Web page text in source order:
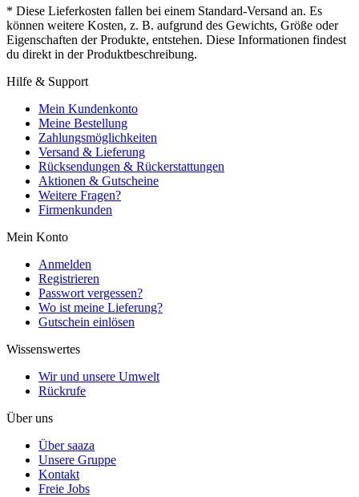
* Diese Lieferkosten fallen bei einem Standard-Versand an. Es
können weitere Kosten, z. B. aufgrund des Gewichts, Größe oder
Eigenschaften der Produkte, entstehen. Diese Informationen findest
du direkt in der Produktbeschreibung.
Hilfe & Support
Mein Kundenkonto
Meine Bestellung
Zahlungsmöglichkeiten
Versand & Lieferung
Rücksendungen & Rückerstattungen
Aktionen & Gutscheine
Weitere Fragen?
Firmenkunden
Mein Konto
Anmelden
Registrieren
Passwort vergessen?
Wo ist meine Lieferung?
Gutschein einlösen
Wissenswertes
Wir und unsere Umwelt
Rückrufe
Über uns
Über saaza
Unsere Gruppe
Kontakt
Freie Jobs